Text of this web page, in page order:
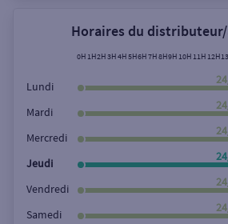
Rue
Horaires du
0H 1H2H3H4H5H6H7H8H9H 10H 11H 12H
Lundi
Mardi
Mercredi
Jeudi
Vendredi
Samedi